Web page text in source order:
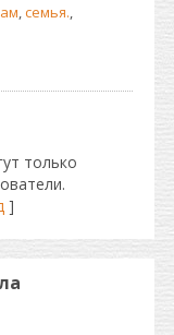
семья.
только
]